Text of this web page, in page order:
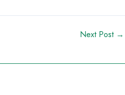
Next Post →